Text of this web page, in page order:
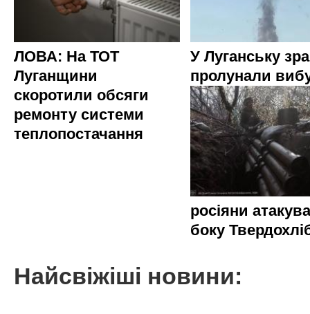
ЛОВА: На ТОТ
Луганщини
скоротили обсяги
ремонту системи
теплопостачання
У Луганську
пролунали
росіяни
боку
Найсвіжіші новини: